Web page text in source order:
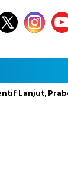
Prabowo